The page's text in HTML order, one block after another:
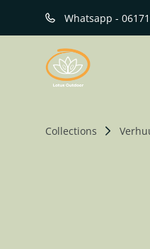
Whatsapp -
Collections